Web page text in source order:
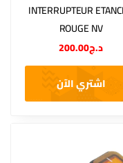
INTERRUPTEUR
ROUGE NV
د.ج200.00
اشتري الآن